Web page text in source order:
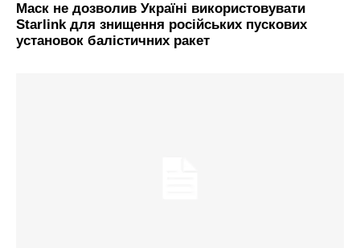
Маск не дозволив Україні використовувати
Starlink для знищення російських пускових
установок балістичних ракет